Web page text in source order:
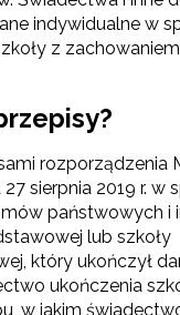
indywidualne w
z
rozporządzenia
sierpnia 2019 r. w
państwowych i
lub szkoły
który ukończył
ukończenia
w jakim